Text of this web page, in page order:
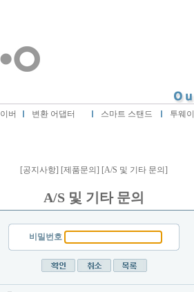
버 변환 어댑터 스마트 스탠드 투웨
[공지사항] [제품문의] [A/S 및 기타 문의]
A/S 및 기타 문의
비밀번호